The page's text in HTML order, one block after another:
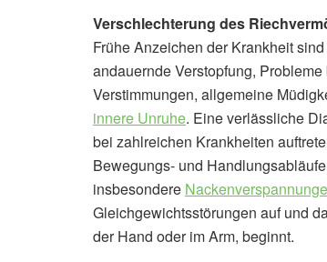
Verschlechterung des
Frühe Anzeichen der Krankheit
andauernde Verstopfung,
Verstimmungen, allgemeine
innere Unruhe. Eine verlässliche
bei zahlreichen Krankheiten
Bewegungs- und
insbesondere
Gleichgewichtsstörungen auf und
der Hand oder im Arm, beginnt.